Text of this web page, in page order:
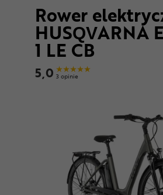
Mapa strony
Kaski
Buty
Warsztat
Superoferta
Rower
HUSQVARNA
1 LE CB
5,0 3 opinie